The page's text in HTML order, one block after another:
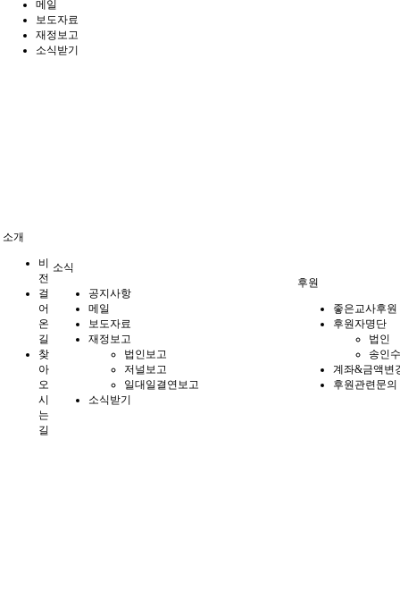
메일
보도자료
재정보고
소식받기
소개
비
전
걸
어
온
길
찾
아
오
시
는
길
소식
공지사항
메일
보도자료
재정보고
법인보고
저널보고
일대일결연보고
소식받기
후원
좋은교사후원
후원자명단
법인
송인
계좌&금액변
후원관련문의